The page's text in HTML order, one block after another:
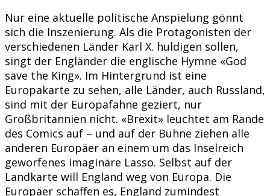
Nur eine aktuelle politische Anspielung gönnt
sich die Inszenierung. Als die Protagonisten der
verschiedenen Länder Karl X. huldigen sollen,
singt der Engländer die englische Hymne «God
save the King». Im Hintergrund ist eine
Europakarte zu sehen, alle Länder, auch Russland,
sind mit der Europafahne geziert, nur
Großbritannien nicht. «Brexit» leuchtet am Rande
des Comics auf – und auf der Bühne ziehen alle
anderen Europäer an einem um das Inselreich
geworfenes imaginäre Lasso. Selbst auf der
Landkarte will England weg von Europa. Die
Europäer schaffen es, England zumindest